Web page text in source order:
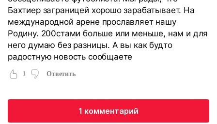
Бахтиер заграницей хорошо зарабатывает. На
международной арене прославляет нашу
Родину. 200стами больше или меньше, нам и для
него думаю без разницы. А вы как будто
радостную новость сообщаете
1 Ответить
1 комментарий